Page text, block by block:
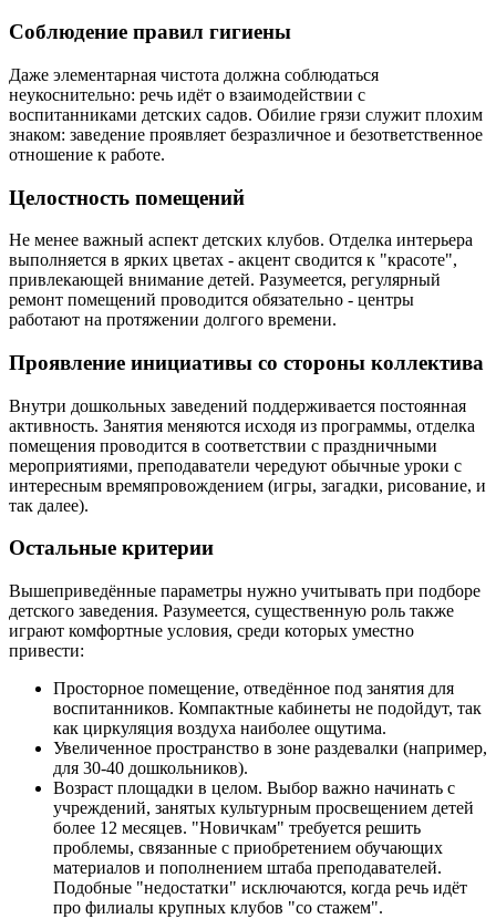
Соблюдение правил гигиены
Даже элементарная чистота должна соблюдаться
неукоснительно: речь идёт о взаимодействии с
воспитанниками детских садов. Обилие грязи служит плохим
знаком: заведение проявляет безразличное и безответственное
отношение к работе.
Целостность помещений
Не менее важный аспект детских клубов. Отделка интерьера
выполняется в ярких цветах - акцент сводится к "красоте",
привлекающей внимание детей. Разумеется, регулярный
ремонт помещений проводится обязательно - центры
работают на протяжении долгого времени.
Проявление инициативы со стороны коллектива
Внутри дошкольных заведений поддерживается постоянная
активность. Занятия меняются исходя из программы, отделка
помещения проводится в соответствии с праздничными
мероприятиями, преподаватели чередуют обычные уроки с
интересным времяпровождением (игры, загадки, рисование, и
так далее).
Остальные критерии
Вышеприведённые параметры нужно учитывать при подборе
детского заведения. Разумеется, существенную роль также
играют комфортные условия, среди которых уместно
привести:
Просторное помещение, отведённое под занятия для
воспитанников. Компактные кабинеты не подойдут, так
как циркуляция воздуха наиболее ощутима.
Увеличенное пространство в зоне раздевалки (например,
для 30-40 дошкольников).
Возраст площадки в целом. Выбор важно начинать с
учреждений, занятых культурным просвещением детей
более 12 месяцев. "Новичкам" требуется решить
проблемы, связанные с приобретением обучающих
материалов и пополнением штаба преподавателей.
Подобные "недостатки" исключаются, когда речь идёт
про филиалы крупных клубов "со стажем".